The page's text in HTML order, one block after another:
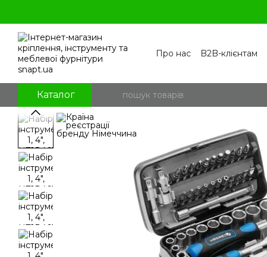
Про нас B2B-клієнтам
Блог
Каталог